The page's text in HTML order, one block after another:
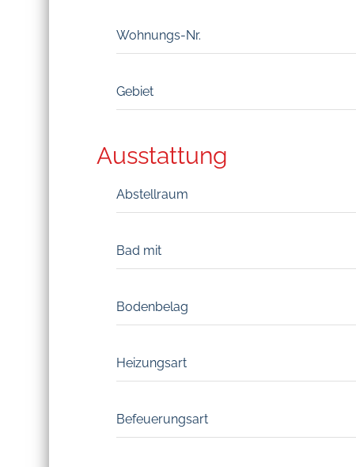
Wohnungs-Nr.
Gebiet
Ausstattung
Abstellraum
Bad mit
Bodenbelag
Heizungsart
Befeuerungsart